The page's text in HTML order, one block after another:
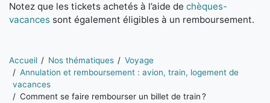
Notez que les tickets achetés à l’aide de chèques-
vacances sont également éligibles à un remboursement.
Vous êtes ici:
Accueil Nos thématiques
Voyage
Annulation et remboursement : avion, train, logement de
vacances
Comment se faire rembourser un billet de train ?